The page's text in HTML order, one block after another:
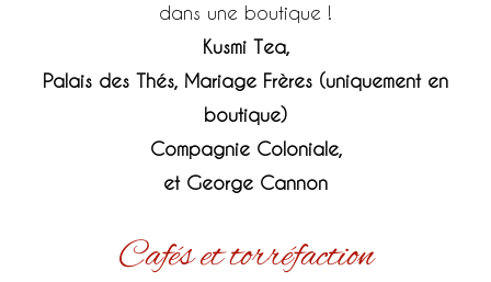
dans une boutique !
Kusmi Tea,
Palais des Thés, Mariage Frères (uniquement en
boutique)
Compagnie Coloniale,
et George Cannon
Cafés et torréfaction